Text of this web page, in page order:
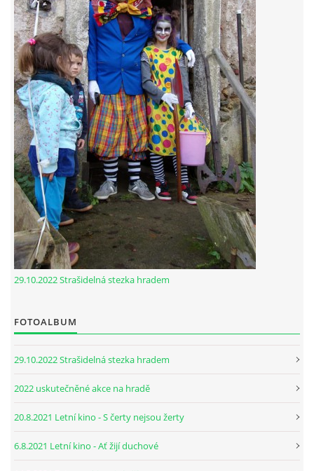
29.10.2022 Strašidelná stezka hradem
FOTOALBUM
29.10.2022 Strašidelná stezka hradem
2022 uskutečněné akce na hradě
20.8.2021 Letní kino - S čerty nejsou žerty
6.8.2021 Letní kino - Ať žijí duchové